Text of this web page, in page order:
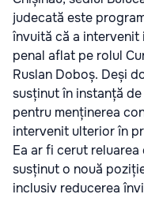
judecată este
învuită că a intervenit
penal aflat pe rolul
Ruslan Doboș. Deși
susținut în instanță
pentru menținerea
intervenit ulterior în
Ea ar fi cerut
susținut o nouă
inclusiv reducerea